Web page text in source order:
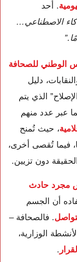
. أحد
الاصطناعي…
الوطني للصحافة
دليل
الذي يتم
عبر عدد منهم
، حيث تُمنح
فيما تُقصى أخرى،
دون تزيين.
مجرد حادث
أن الجسم
. فالصحافة –
الوزارية،
.